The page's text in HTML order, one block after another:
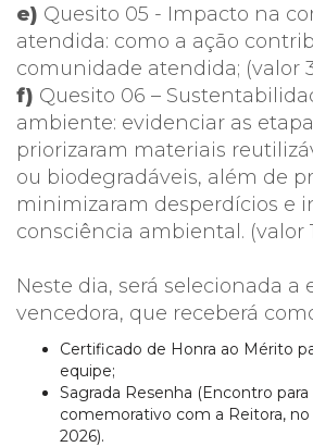
e) Quesito 05 - Impacto na
atendida: como a ação
comunidade atendida; (valor
f) Quesito 06 –
ambiente: evidenciar as
priorizaram materiais
ou biodegradáveis, além de
minimizaram desperdícios e
consciência ambiental. (valor
Neste dia, será selecionada a
vencedora, que receberá
Certificado de Honra ao Mérito
equipe;
Sagrada Resenha (Encontro
comemorativo com a Reitora, no
2026).